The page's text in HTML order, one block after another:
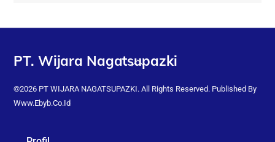
Back
To
PT. Wijara Nagatsupazki
©2026 PT WIJARA NAGATSUPAZKI. All Rights Reserved. Published By
Www.ebyb.co.id